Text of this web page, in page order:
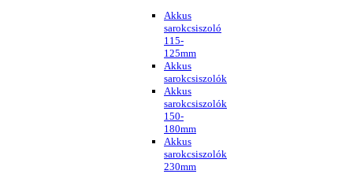
Akkus
sarokcsiszoló
115-
125mm
Akkus
sarokcsiszolók
Akkus
sarokcsiszolók
150-
180mm
Akkus
sarokcsiszolók
230mm